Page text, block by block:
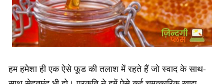
हम हमेशा ही एक ऐसे फूड की तलाश में रहते हैं जो स्‍वाद के साथ-